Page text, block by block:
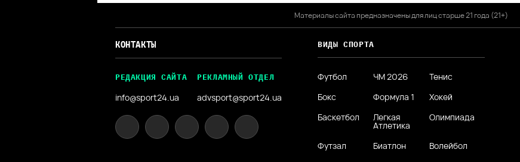
Материалы сайта предназначены для лиц старше 21 года (21+)
КОНТАКТЫ
РЕДАКЦИЯ САЙТА
info@sport24.ua
РЕКЛАМНЫЙ ОТДЕЛ
advsport@sport24.ua
ВИДЫ СПОРТА
Футбол ЧМ 2026
Тенис
Бокс
Формула 1
Хокей
Баскетбол
Легкая
Атлетика
Олимпиада
Футзал Биатлон
Волейбол